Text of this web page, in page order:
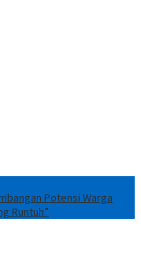
Potensi Warga
Runtuh”